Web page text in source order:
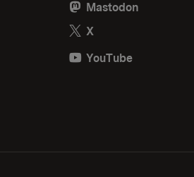
Mastodon
X
YouTube